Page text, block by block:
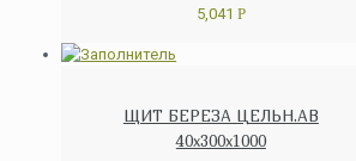
5,041 Р
ЩИТ БЕРЕЗА ЦЕЛЬН.АВ
40x300x1000